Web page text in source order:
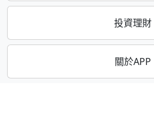
投資理財
關於APP